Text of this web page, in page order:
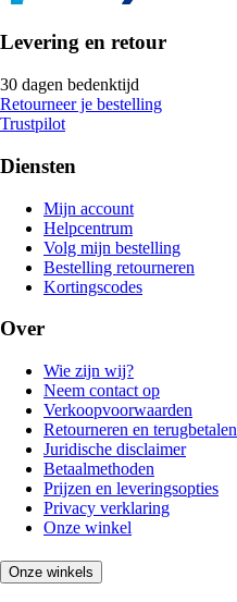
Levering en retour
30 dagen bedenktijd
Retourneer je bestelling
Trustpilot
Diensten
Mijn account
Helpcentrum
Volg mijn bestelling
Bestelling retourneren
Kortingscodes
Over
Wie zijn wij?
Neem contact op
Verkoopvoorwaarden
Retourneren en terugbetalen
Juridische disclaimer
Betaalmethoden
Prijzen en leveringsopties
Privacy verklaring
Onze winkel
Onze winkels